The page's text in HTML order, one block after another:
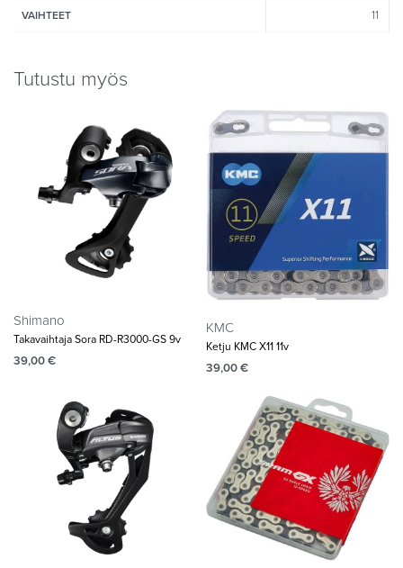
VAIHTEET 11
Tutustu myös
Shimano
Takavaihtaja Sora RD-R3000-GS 9v
39,00€
KMC
Ketju KMC X11 11v
39,00€